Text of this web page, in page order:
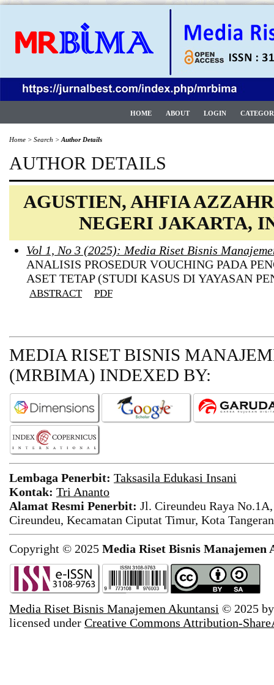
HOME ABOUT LOGIN
Home > Search > Author Details
AUTHOR DETAILS
AGUSTIEN, AHFIA
NEGERI JAKARTA,
Vol 1, No 3 (2025): Media Riset Bisnis
ANALISIS PROSEDUR VOUCHING PADA
ASET TETAP (STUDI KASUS DI YAYASAN
ABSTRACT PDF
MEDIA RISET BISNIS
(MRBIMA) INDEXED BY:
Lembaga Penerbit: Taksasila Edukasi Insani
Kontak: Tri Ananto
Alamat Resmi Penerbit: Jl. Cireundeu Raya
Cireundeu, Kecamatan Ciputat Timur, Kota
Copyright © 2025 Media Riset Bisnis Manajemen
Media Riset Bisnis Manajemen Akuntansi © 2025
licensed under Creative Commons Attribution-